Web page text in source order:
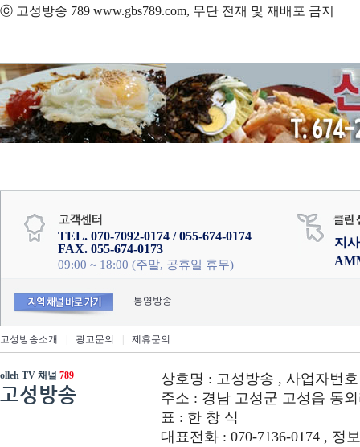
ⓒ 고성방송 789 www.gbs789.com, 무단 전재 및 재배포 금지
TEL. 070-7092-0174 / 055-674-0174
FAX. 055-674-0173
09:00 ~ 18:00 (주말, 공휴일 휴무)
지
통영방송
고성방송소개 광고문의 제휴문의
olleh TV 채널 789
고성방송
상호명 : 고성방송 , 사업자번호
주소 : 경남 고성군 고성읍 동외
표 : 한 창 식
대표전화 : 070-7136-0174 , 정